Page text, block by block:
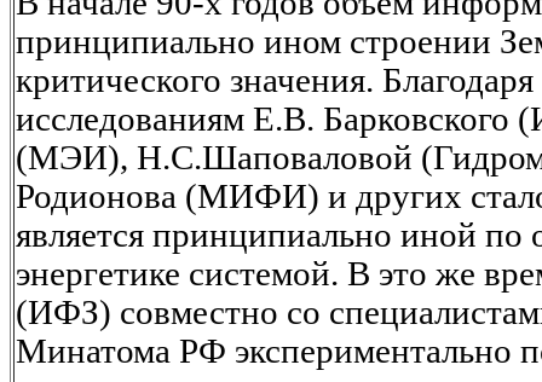
принципиально ином строении
критического значения.
исследованиям Е.В.
(МЭИ), Н.С.Шаповаловой
Родионова (МИФИ) и других
является принципиально иной по
энергетике системой. В это же
(ИФЗ) совместно со
Минатома РФ экспериментально